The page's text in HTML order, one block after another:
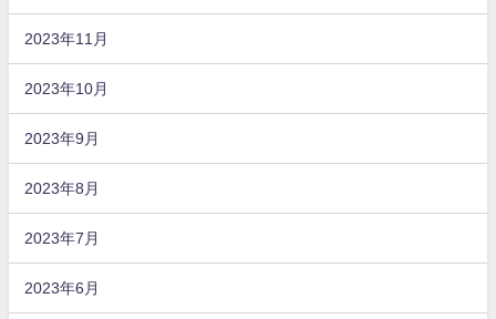
2023年11月
2023年10月
2023年9月
2023年8月
2023年7月
2023年6月